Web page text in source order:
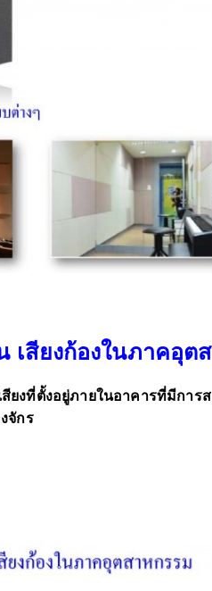
เสียงก้องในภาคอุต
งที่ตั้งอยู่ภายในอาคารที่มีการ
จักร